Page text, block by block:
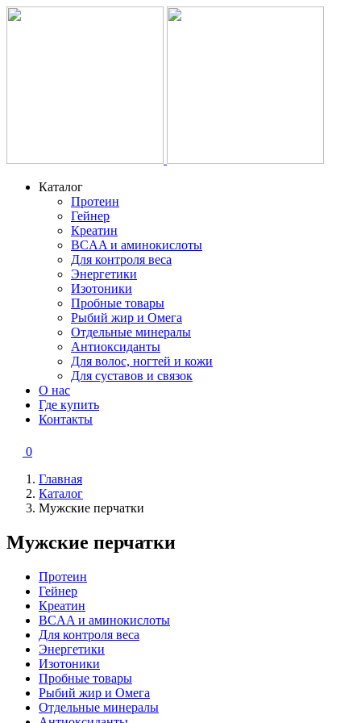
Каталог
Протеин
Гейнер
Креатин
BCAA и аминокислоты
Для контроля веса
Энергетики
Изотоники
Пробные товары
Рыбий жир и Омега
Отдельные минералы
Антиоксиданты
Для волос, ногтей и кожи
Для суставов и связок
О нас
Где купить
Контакты
0
Главная
Каталог
Мужские перчатки
Мужские перчатки
Протеин
Гейнер
Креатин
BCAA и аминокислоты
Для контроля веса
Энергетики
Изотоники
Пробные товары
Рыбий жир и Омега
Отдельные минералы